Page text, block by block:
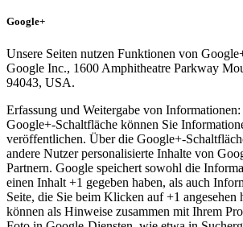
Google+
Unsere Seiten nutzen Funktionen von
Google Inc., 1600 Amphitheatre Parkway
94043, USA.
Erfassung und Weitergabe von
Google+-Schaltfläche können Sie
veröffentlichen. Über die Google+-
andere Nutzer personalisierte Inhalte von
Partnern. Google speichert sowohl die
einen Inhalt +1 gegeben haben, als auch
Seite, die Sie beim Klicken auf +1 angesehen
können als Hinweise zusammen mit Ihrem